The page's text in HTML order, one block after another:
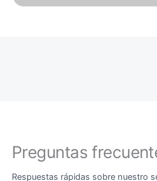
Preguntas
Respuestas rápidas sobre nuestro